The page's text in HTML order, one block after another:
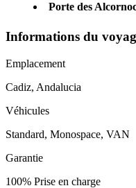
Porte des
Informations du
Emplacement
Cadiz, Andalucia
Véhicules
Standard, Monospace, VAN
Garantie
100% Prise en charge